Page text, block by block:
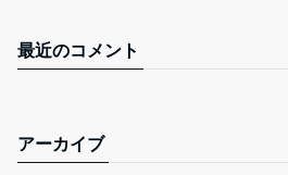
最近のコメント
アーカイブ